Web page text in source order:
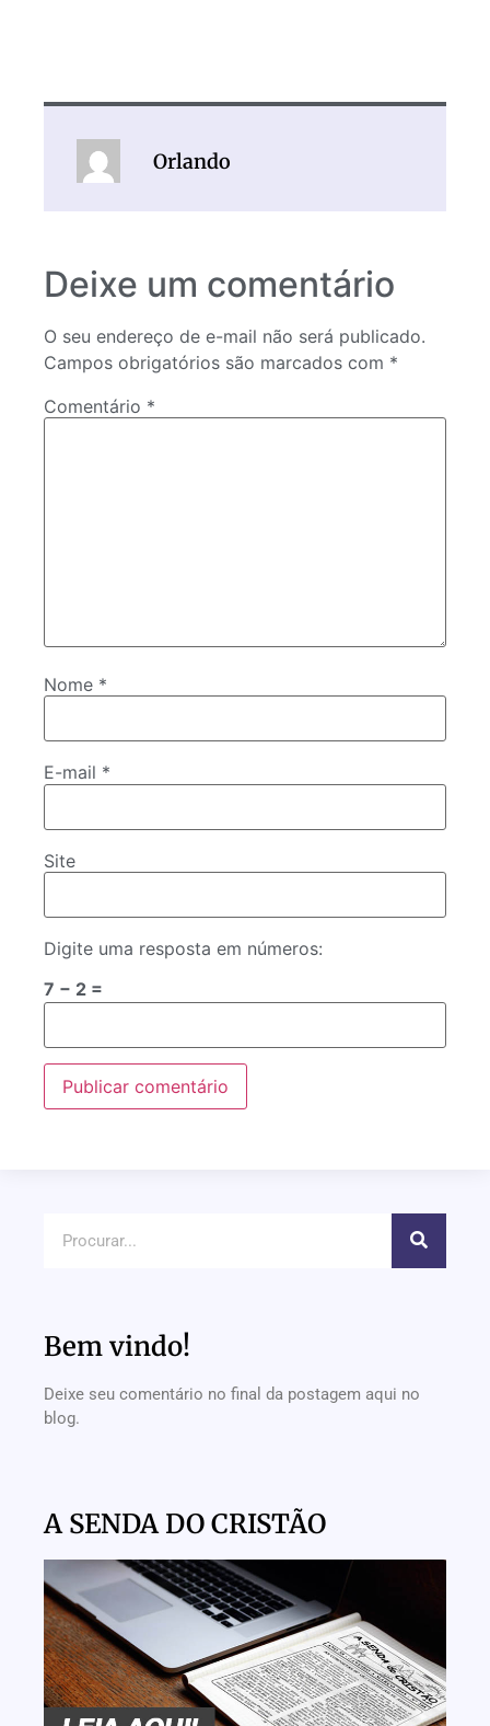
Orlando
Deixe um comentário
O seu endereço de e-mail não será publicado.
Campos obrigatórios são marcados com *
Comentário *
Nome *
E-mail *
Site
Digite uma resposta em números:
7 − 2 =
Bem vindo!
Deixe seu comentário no final da postagem aqui no
blog.
A SENDA DO CRISTÃO